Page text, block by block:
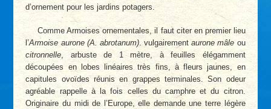
d’ornement pour les jardins potagers.
Comme Armoises ornementales, il faut citer en premier lieu
l’Armoise aurone (A. abrotanum). vulgairementaurone mâle ou
citronnelle, arbuste de 1 mètre, à feuilles élégamment
découpées en lobes linéaires très fins, à fleurs jaunes, en
capitules ovoïdes réunis en grappes terminales. Son odeur
agréable rappelle à la fois celles du camphre et du citron.
Originaire du midi de l’Europe, elle demande une terre légère